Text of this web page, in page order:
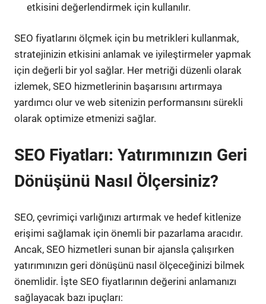
etkisini değerlendirmek için kullanılır.
SEO fiyatlarını ölçmek için bu metrikleri kullanmak,
stratejinizin etkisini anlamak ve iyileştirmeler yapmak
için değerli bir yol sağlar. Her metriği düzenli olarak
izlemek, SEO hizmetlerinin başarısını artırmaya
yardımcı olur ve web sitenizin performansını sürekli
olarak optimize etmenizi sağlar.
SEO Fiyatları: Yatırımınızın Geri
Dönüşünü Nasıl Ölçersiniz?
SEO, çevrimiçi varlığınızı artırmak ve hedef kitlenize
erişimi sağlamak için önemli bir pazarlama aracıdır.
Ancak, SEO hizmetleri sunan bir ajansla çalışırken
yatırımınızın geri dönüşünü nasıl ölçeceğinizi bilmek
önemlidir. İşte SEO fiyatlarının değerini anlamanızı
sağlayacak bazı ipuçları: